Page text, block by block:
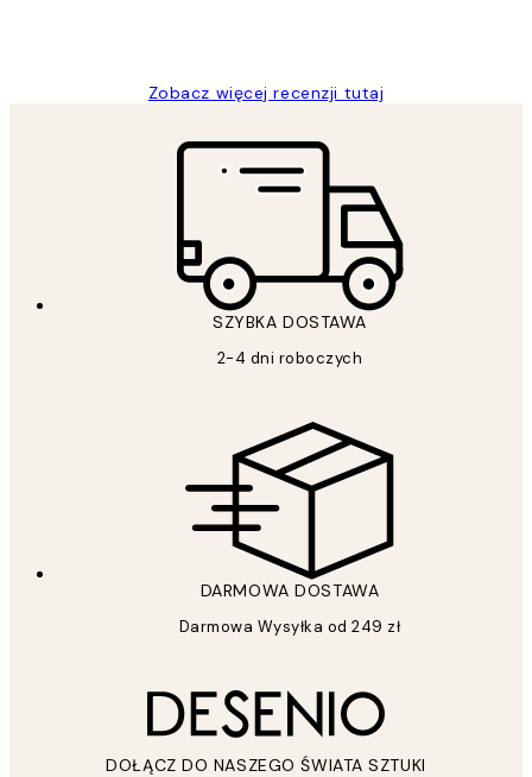
Zobacz więcej recenzji tutaj
SZYBKA DOSTAWA
2-4 dni roboczych
DARMOWA DOSTAWA
Darmowa Wysyłka od 249 zł
DOŁĄCZ DO NASZEGO ŚWIATA SZTUKI